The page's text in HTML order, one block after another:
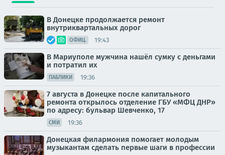
В Донецке продолжается ремонт
внутриквартальных дорог
ОФИЦ. 19:43
В Мариуполе мужчина нашёл сумку с деньгами
и потратил их
ПАБЛИКИ 19:36
7 августа в Донецке после капитального
ремонта открылось отделение ГБУ «МФЦ ДНР»
по адресу: бульвар Шевченко, 17
СМИ 19:36
Донецкая филармония помогает молодым
музыкантам сделать первые шаги в профессии